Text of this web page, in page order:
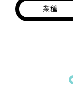
業種